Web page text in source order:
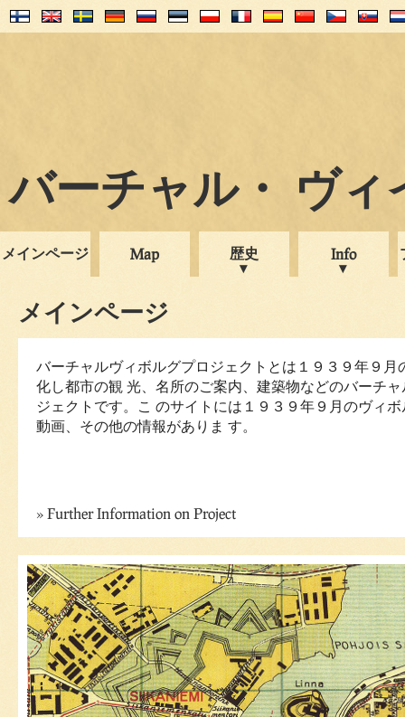
バーチャル・ ヴィ
メインページ Map 歴史 Info
メインページ
バーチャルヴィボルグプロジェクトとは１９３９年９月
化し都市の観 光、名所のご案内、建築物などのバーチ
ジェクトです。こ のサイトには１９３９年９月のヴィ
動画、その他の情報がありま す。
Further Information on Project